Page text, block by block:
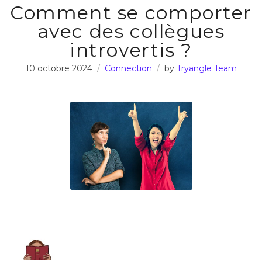
Comment se comporter
avec des collègues
introvertis ?
10 octobre 2024 Connection by Tryangle Team